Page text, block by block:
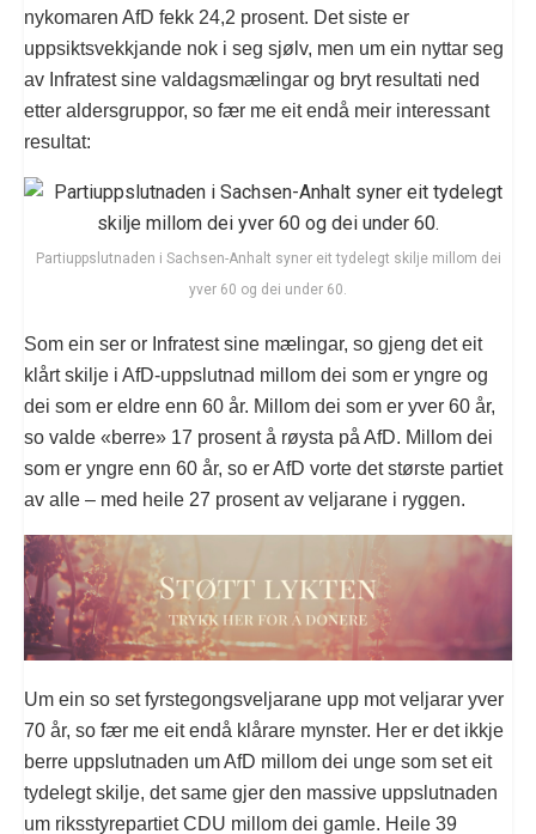
nykomaren AfD fekk 24,2 prosent. Det siste er
uppsiktsvekkjande nok i seg sjølv, men um ein nyttar seg
av Infratest sine valdagsmælingar og bryt resultati ned
etter aldersgruppor, so fær me eit endå meir interessant
resultat:
Partiuppslutnaden i Sachsen-Anhalt syner eit tydelegt skilje millom dei
yver 60 og dei under 60.
Som ein ser or Infratest sine mælingar, so gjeng det eit
klårt skilje i AfD-uppslutnad millom dei som er yngre og
dei som er eldre enn 60 år. Millom dei som er yver 60 år,
so valde «berre» 17 prosent å røysta på AfD. Millom dei
som er yngre enn 60 år, so er AfD vorte det største partiet
av alle – med heile 27 prosent av veljarane i ryggen.
Um ein so set fyrstegongsveljarane upp mot veljarar yver
70 år, so fær me eit endå klårare mynster. Her er det ikkje
berre uppslutnaden um AfD millom dei unge som set eit
tydelegt skilje, det same gjer den massive uppslutnaden
um riksstyrepartiet CDU millom dei gamle. Heile 39